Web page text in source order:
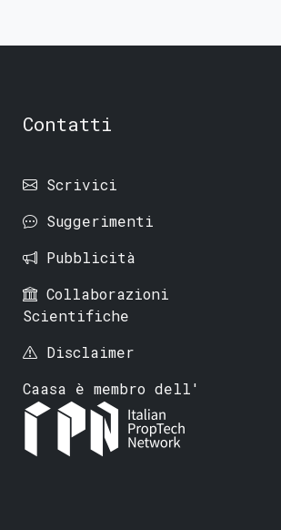
Contatti
Scrivici
Suggerimenti
Pubblicità
Collaborazioni
Scientifiche
Disclaimer
Caasa è membro dell'